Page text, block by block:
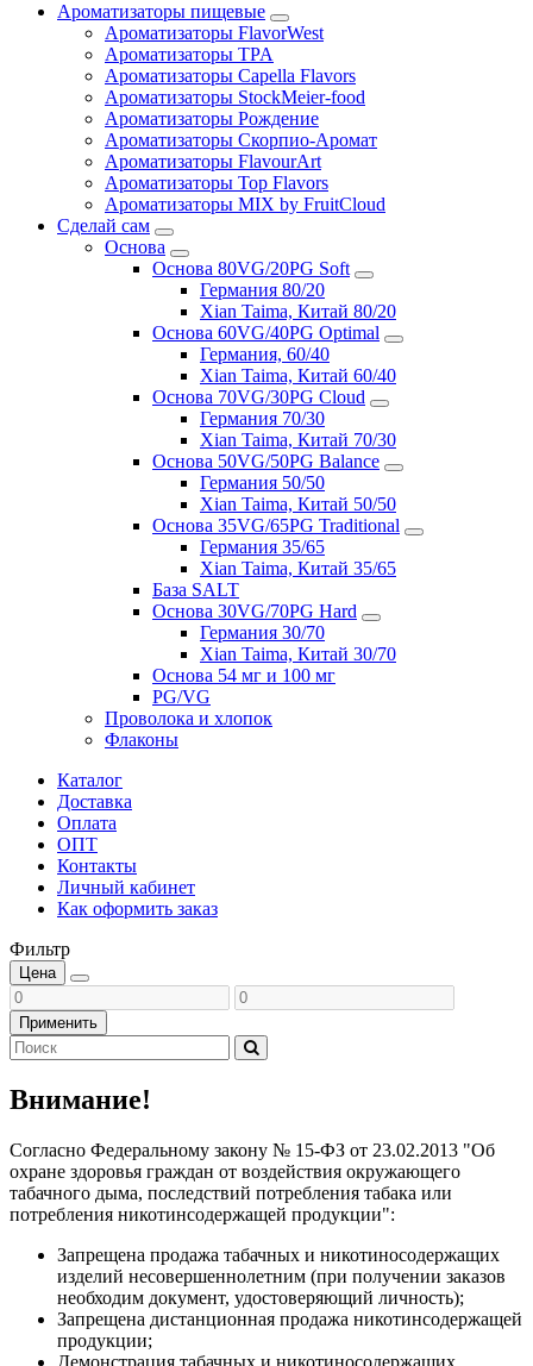
Ароматизаторы пищевые
Ароматизаторы FlavorWest
Ароматизаторы TPA
Ароматизаторы Capella Flavors
Ароматизаторы StockMeier-food
Ароматизаторы Рождение
Ароматизаторы Скорпио-Аромат
Ароматизаторы FlavourArt
Ароматизаторы Top Flavors
Ароматизаторы MIX by FruitCloud
Сделай сам
Основа
Основа 80VG/20PG Soft
Германия 80/20
Xian Taima, Китай 80/20
Основа 60VG/40PG Optimal
Германия, 60/40
Xian Taima, Китай 60/40
Основа 70VG/30PG Cloud
Германия 70/30
Xian Taima, Китай 70/30
Основа 50VG/50PG Balance
Германия 50/50
Xian Taima, Китай 50/50
Основа 35VG/65PG Traditional
Германия 35/65
Xian Taima, Китай 35/65
База SALT
Основа 30VG/70PG Hard
Германия 30/70
Xian Taima, Китай 30/70
Основа 54 мг и 100 мг
PG/VG
Проволока и хлопок
Флаконы
Каталог
Доставка
Оплата
ОПТ
Контакты
Личный кабинет
Как оформить заказ
Фильтр
Цена
Применить
Внимание!
Согласно Федеральному закону № 15-ФЗ от 23.02.2013 "Об
охране здоровья граждан от воздействия окружающего
табачного дыма, последствий потребления табака или
потребления никотинсодержащей продукции":
Запрещена продажа табачных и никотиносодержащих
изделий несовершеннолетним (при получении заказов
необходим документ, удостоверяющий личность);
Запрещена дистанционная продажа никотинсодержащей
продукции;